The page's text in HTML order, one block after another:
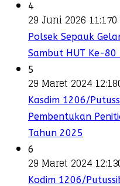
4
29 Juni 2026 11:17
Polsek Sepauk
Sambut HUT Ke-
5
29 Maret 2024 12:18
Kasdim 1206/
Pembentukan
Tahun 2025
6
29 Maret 2024 12:13
Kodim 1206/